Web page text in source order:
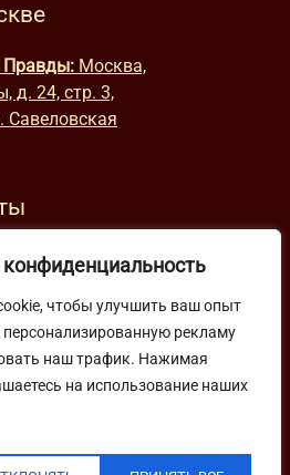
чтобы улучшить ваш опыт
рекламу
наш трафик. Нажимая
на использование наших
Правды: Москва,
д. 24, стр. 3,
Савеловская
до 22:00
нашу рассылку